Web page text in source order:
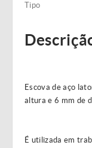
Tipo
Escova de aço
altura e 6 mm de
É utilizada em